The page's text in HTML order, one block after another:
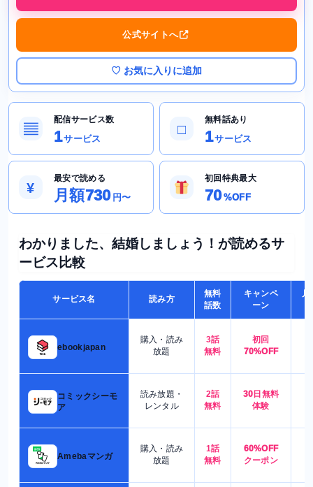
公式サイトへ
♡ お気に入りに追加
▤
配信サービス数
1サービス
□
無料話あり
1サービス
¥
最安で読める
月額730 円〜
初回特典最大
70%OFF
わかりました、結婚しましょう！が読めるサ
ービス比較
サービス名 読み方
無料
話数
キャンペ
ーン
月
ebookjapan
購入・読み
放題
3話
無料
初回
70%OFF
コミックシーモ
ア
読み放題・
レンタル
2話
無料
30日無料
体験
Amebaマンガ
購入・読み
放題
1話
無料
60%OFF
クーポン